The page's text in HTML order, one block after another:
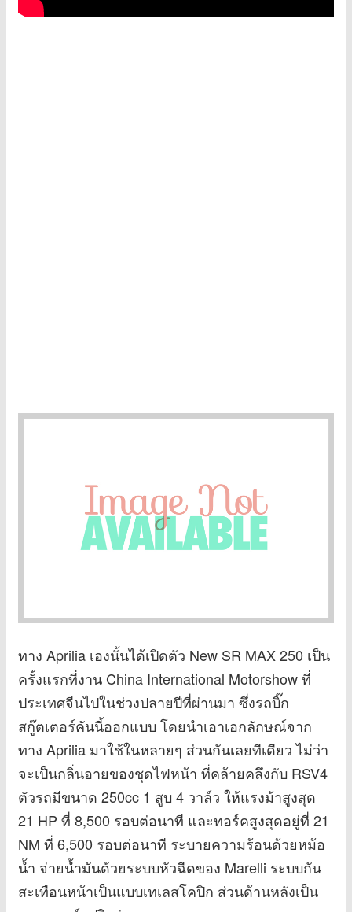
ทาง Aprilia เองนั้นได้เปิดตัว New SR MAX 250 เป็น
ครั้งแรกที่งาน China International Motorshow ที่
ประเทศจีนไปในช่วงปลายปีที่ผ่านมา ซึ่งรถบิ๊ก
สกู๊ตเตอร์คันนี้ออกแบบ โดยนำเอาเอกลักษณ์จาก
ทาง Aprilia มาใช้ในหลายๆ ส่วนกันเลยทีเดียว ไม่ว่า
จะเป็นกลิ่นอายของชุดไฟหน้า ที่คล้ายคลึงกับ RSV4
ตัวรถมีขนาด 250cc 1 สูบ 4 วาล์ว ให้แรงม้าสูงสุด
21 HP ที่ 8,500 รอบต่อนาที และทอร์คสูงสุดอยู่ที่ 21
NM ที่ 6,500 รอบต่อนาที ระบายความร้อนด้วยหม้อ
น้ำ จ่ายน้ำมันด้วยระบบหัวฉีดของ Marelli ระบบกัน
สะเทือนหน้าเป็นแบบเทเลสโคปิก ส่วนด้านหลังเป็น